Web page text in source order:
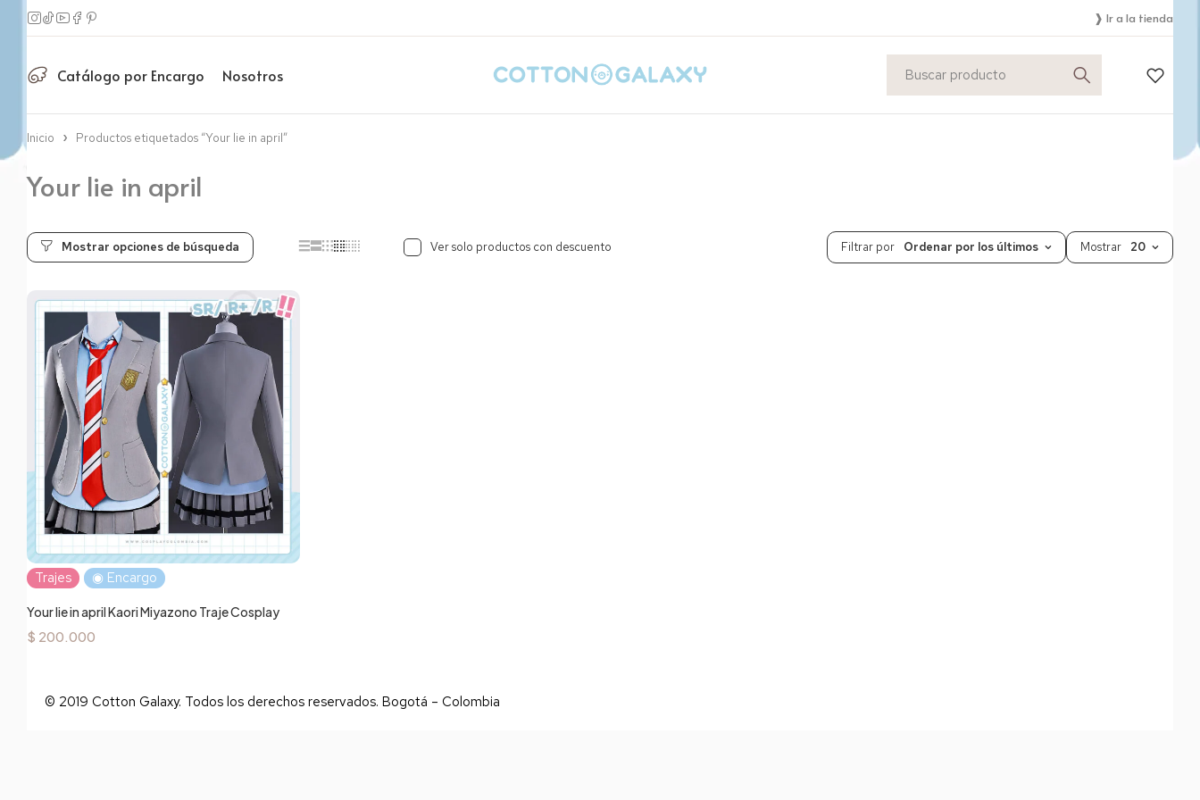
❱ Ir a la tienda
Catálogo por Encargo Nosotros
Inicio Productos etiquetados “Your lie in april”
Your lie in april
Ver solo productos con descuento Filtrar por Ordenar por los últimos Mostrar 20
Trajes ◉ Encargo
Your lie in april Kaori Miyazono Traje Cosplay
$ 200.000
© 2019 Cotton Galaxy. Todos los derechos reservados. Bogotá – Colombia